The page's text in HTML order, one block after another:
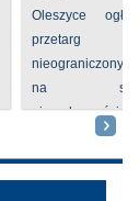
Oleszyce
przetarg
nieograniczony
na
nieruchomości nr
Oleszycach
Orzeszkowej.